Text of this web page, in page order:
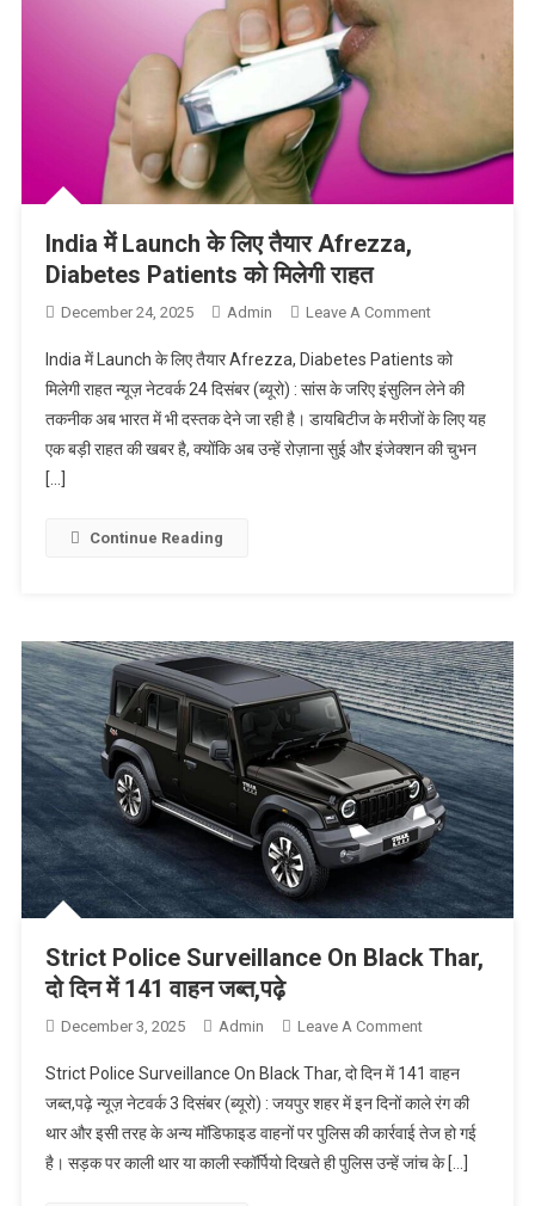
India में Launch के लिए तैयार Afrezza,
Diabetes Patients को मिलेगी राहत
December 24, 2025 Admin Leave A CommentOn India में
लिए तैयार
Afrezza,
Diabetes
Patients को
India में Launch के लिए तैयार Afrezza, Diabetes Patients को
मिलेगी राहत न्यूज़ नेटवर्क 24 दिसंबर (ब्यूरो) : सांस के जरिए इंसुलिन लेने की
तकनीक अब भारत में भी दस्तक देने जा रही है। डायबिटीज के मरीजों के लिए यह
एक बड़ी राहत की खबर है, क्योंकि अब उन्हें रोज़ाना सुई और इंजेक्शन की चुभन
[…]
Continue Reading
Strict Police Surveillance On Black Thar,
दो दिन में 141 वाहन जब्त,पढ़े
December 3, 2025 Admin Leave A CommentOn Strict
Surveillance
On Black
Thar, दो दिन में
141 वाहन
Strict Police Surveillance On Black Thar, दो दिन में 141 वाहन
जब्त,पढ़े न्यूज़ नेटवर्क 3 दिसंबर (ब्यूरो) : जयपुर शहर में इन दिनों काले रंग की
थार और इसी तरह के अन्य मॉडिफाइड वाहनों पर पुलिस की कार्रवाई तेज हो गई
है। सड़क पर काली थार या काली स्कॉर्पियो दिखते ही पुलिस उन्हें जांच के […]